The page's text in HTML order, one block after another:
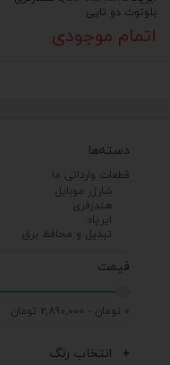
دسته‌ها
قطعات وارداتی ما
شارژر موبایل
هندزفری
ایرپاد
تبدیل و محافظ برق
قیمت
۰ تومان - ۲,۸۹۰,۰۰۰ تومان
انتخاب رنگ
بلوتوث دو تایی
اتمام موجودی